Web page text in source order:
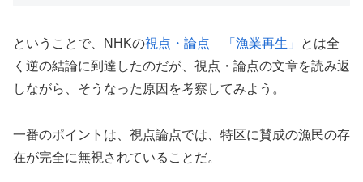
ということで、NHKの視点・論点 「漁業再生」
とは全
く逆の結論に到達したのだが、視点・論点の文章を読み返
しながら、そうなった原因を考察してみよう。
一番のポイントは、視点論点では、特区に賛成の漁民の存
在が完全に無視されていることだ。